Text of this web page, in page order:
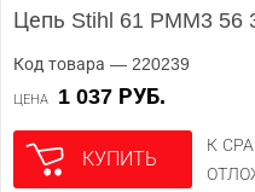
Цепь Stihl 61 PMM3 56
Код товара — 220239
ЦЕНА 1 037 РУБ.
КУПИТЬ
К